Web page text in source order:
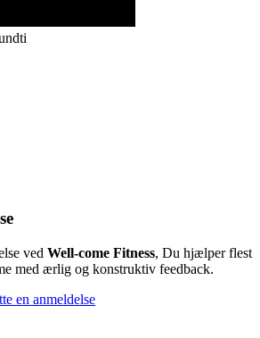
ved Well-come Fitness, Du hjælper flest
med ærlig og konstruktiv feedback.
en anmeldelse